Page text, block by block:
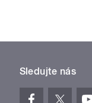
Sledujte nás